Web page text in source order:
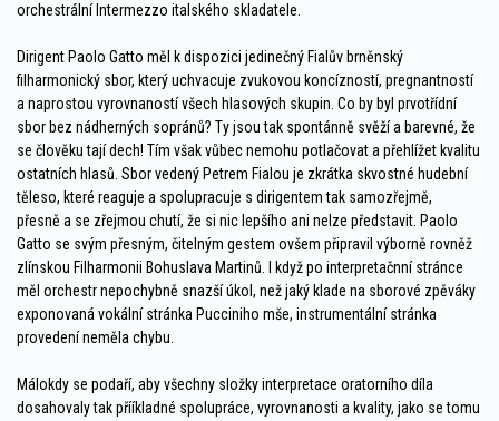
orchestrální Intermezzo italského skladatele.
Dirigent Paolo Gatto měl k dispozici jedinečný Fialův brněnský
filharmonický sbor, který uchvacuje zvukovou koncízností, pregnantností
a naprostou vyrovnaností všech hlasových skupin. Co by byl prvotřídní
sbor bez nádherných sopránů? Ty jsou tak spontánně svěží a barevné, že
se člověku tají dech! Tím však vůbec nemohu potlačovat a přehlížet kvalitu
ostatních hlasů. Sbor vedený Petrem Fialou je zkrátka skvostné hudební
těleso, které reaguje a spolupracuje s dirigentem tak samozřejmě,
přesně a se zřejmou chutí, že si nic lepšího ani nelze představit. Paolo
Gatto se svým přesným, čitelným gestem ovšem připravil výborně rovněž
zlínskou Filharmonii Bohuslava Martinů. I když po interpretačnní stránce
měl orchestr nepochybně snazší úkol, než jaký klade na sborové zpěváky
exponovaná vokální stránka Pucciniho mše, instrumentální stránka
provedení neměla chybu.
Málokdy se podaří, aby všechny složky interpretace oratorního díla
dosahovaly tak přííkladné spolupráce, vyrovnanosti a kvality, jako se tomu